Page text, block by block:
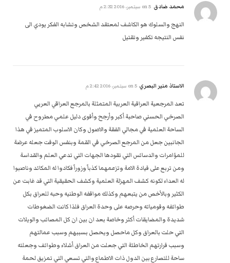
محمد ضادق 5 سبتمبر، 2016 2:32 م
النهج والسلوك هو الكاشف لمعتقد الشخص وتشابه الفكر يودي الى
نفس النتيجه تكفير وتقتيل
الاستاذ منير البصري 5 سبتمبر، 2016 2:42 م
تعد المرجعية العراقية العربية المتمثلة بالمرجع العراقي العربي
الصرخي الحسني صاحبة أكبر وأرجح وأقوى دليل علمي مطروح في
الساحة العلمية في مجالي الفقة والاصول وكان الاسلوب المتميز في هذا
الجانبين جعل من المرجع الصرخي في القمة وبنفس الوقت جعله عرضة
للمؤامرات والدسائس التي تقودها الجهات التي تدعي العلم والقداسة
ومن تربع على قيادة الامة وتزعمهما كذباً وزوراً فكادوا له المكائد وناصبوا
له العداء لكونه كشف المهزلة العلمية وكشف الحقيقية التي قد غابت عن
الكثير وبالأخص من يتبعهم وكذلك مواقفه الوطنيه وحبه للعراق بكل
طوائفه وقومياته وحرصه على وحدة العراق فلذا كانت الضغوطات
شديدة والمضايقات أكثر وخاصة بعد ان بين ان كل المصائب والويلات
التي حلت بالعراق وكل ماحصل ويحصل بسببهم وسبب عمالتهم
وسبب قرارتهم الخاطئة التي جعلت من العراق أشلاء وطوائف وجعلته
ساحة للتصارع بين الدول ذات الاطماع والتي تسعي التي تمزيق لحمة